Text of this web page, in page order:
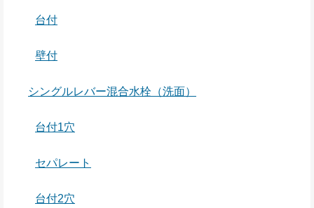
台付
壁付
シングルレバー混合水栓（洗面）
台付1穴
セパレート
台付2穴